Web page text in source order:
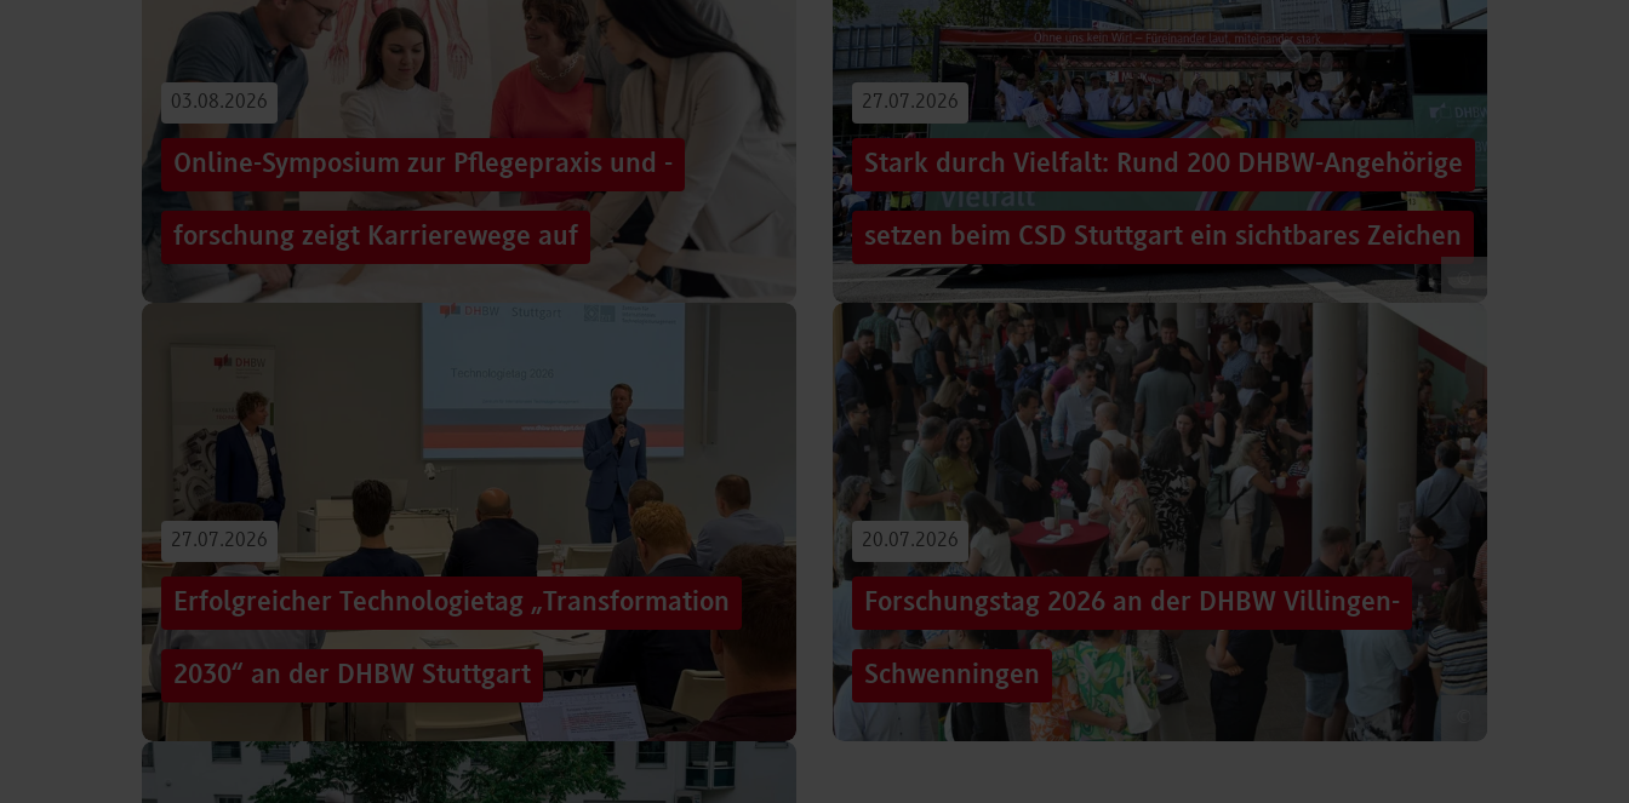
03.08.2026
Online-Symposium zur Pflegepraxis und -
forschung zeigt Karrierewege auf
Von der Promotion in Australien über die Weiterentwicklung
Führungsaufgaben – Drei…
Beitrag lesen
27.07.2026
Stark durch Vielfalt: Rund 200 DHBW-Angehörige
setzen beim CSD Stuttgart ein sichtbares Zeichen
Hunderttausende Menschen säumten am Samstag die Straßen der
Stuttgarter Innenstadt. Mitten im farbenfrohen Zug: ein eigener DHBW-
Truck, eine große…
Beitrag lesen
27.07.2026
Erfolgreicher Technologietag „Transformation
2030“ an der DHBW Stuttgart
Wie gelingt Transformation in einer Zeit, in der sich Technologien, Märkte
und gesellschaftliche Rahmenbedingungen immer schneller verändern?
Genau…
20.07.2026
Forschungstag 2026 an der DHBW Villingen-
Schwenningen
Grenzen überschreiten – und dennoch eine Verbindung schaffen, mit